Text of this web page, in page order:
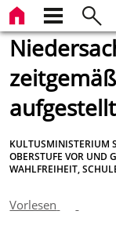
KULTUSMINISTERIUM
OBERSTUFE VOR UND
WAHLFREIHEIT,
Vorlesen